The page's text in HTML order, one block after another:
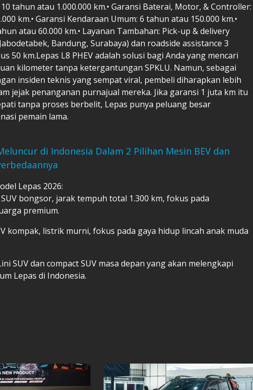
tahun atau 1.000.000 km.•⁠ ⁠Garansi Baterai, Motor, & Controller:
km.•⁠ ⁠Garansi Kendaraan Umum: 6 tahun atau 150.000 km.•⁠
atau 60.000 km.•⁠ ⁠Layanan Tambahan: Pick-up & delivery
Bandung, Surabaya) dan roadside assistance 3
50 km.Lepas L8 PHEV adalah solusi bagi Anda yang mencari
kilometer tanpa ketergantungan SPKLU. Namun, sebagai
insiden teknis yang sempat viral, pembeli diharapkan lebih
jejak penanganan purnajual mereka. Jika garansi 1 juta km itu
tanpa proses berbelit, Lepas punya peluang besar
pemain lama.
di Indonesia Dalam 2 Pilihan Mesin BEV dan
Lepas 2026:
SUV bongsor, jarak tempuh total 1.300 km, fokus pada
premium.
kompak, listrik murni, fokus pada gaya hidup lincah anak muda
SUV dan compact SUV masa depan yang akan melengkapi
Lepas di Indonesia.